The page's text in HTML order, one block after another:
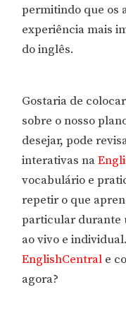
permitindo que os
experiência mais
do inglês.
Gostaria de
sobre o nosso
desejar, pode
interativas na
vocabulário e
repetir o que
particular durante
ao vivo e
EnglishCentral e
agora?